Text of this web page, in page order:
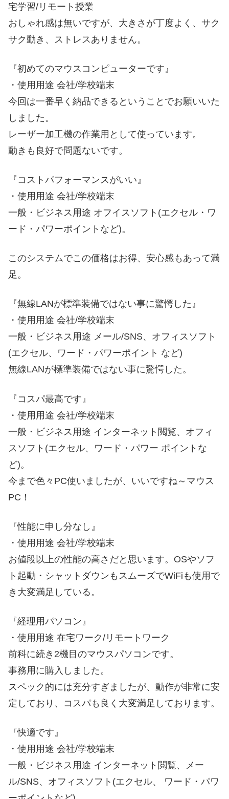
宅学習/リモート授業
おしゃれ感は無いですが、大きさが丁度よく、サク
サク動き、ストレスありません。
『初めてのマウスコンピューターです』
・使用用途 会社/学校端末
今回は一番早く納品できるということでお願いいた
しました。
レーザー加工機の作業用として使っています。
動きも良好で問題ないです。
『コストパフォーマンスがいい』
・使用用途 会社/学校端末
一般・ビジネス用途 オフイスソフト(エクセル・ワ
ード・パワーポイントなど)。
このシステムでこの価格はお得、安心感もあって満
足。
『無線LANが標準装備ではない事に驚愕した』
・使用用途 会社/学校端末
一般・ビジネス用途 メール/SNS、オフィスソフト
(エクセル、ワード・パワーポイント など)
無線LANが標準装備ではない事に驚愕した。
『コスパ最高です』
・使用用途 会社/学校端末
一般・ビジネス用途 インターネット閲覧、オフィ
スソフト(エクセル、ワード・パワー ポイントな
ど)。
今まで色々PC使いましたが、いいですね～マウス
PC！
『性能に申し分なし』
・使用用途 会社/学校端末
お値段以上の性能の高さだと思います。OSやソフ
ト起動・シャットダウンもスムーズでWiFiも使用で
き大変満足している。
『経理用パソコン』
・使用用途 在宅ワーク/リモートワーク
前科に続き2機目のマウスパソコンです。
事務用に購入しました。
スペック的には充分すぎましたが、動作が非常に安
定しており、コスパも良く大変満足しております。
『快適です』
・使用用途 会社/学校端末
一般・ビジネス用途 インターネット閲覧、メー
ル/SNS、オフィスソフト(エクセル、 ワード・パワ